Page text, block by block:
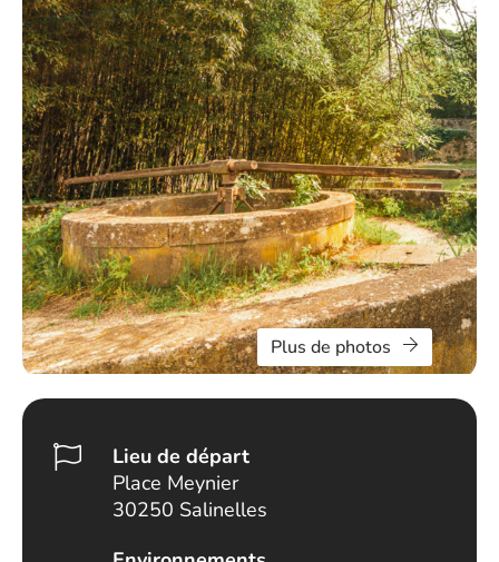
Plus de photos
Lieu de départ
Place Meynier
30250 Salinelles